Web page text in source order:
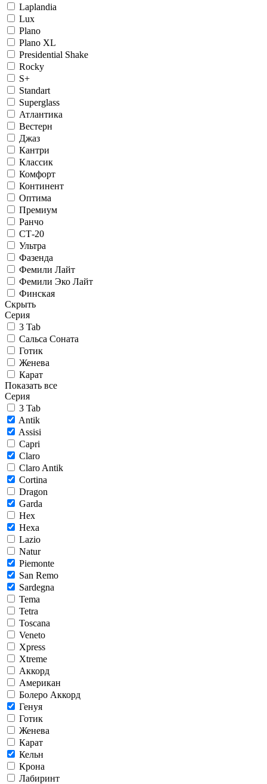
Laplandia
Lux
Plano
Plano XL
Presidential Shake
Rocky
S+
Standart
Superglass
Атлантика
Вестерн
Джаз
Кантри
Классик
Комфорт
Континент
Оптима
Премиум
Ранчо
СТ-20
Ультра
Фазенда
Фемили Лайт
Фемили Эко Лайт
Финская
Скрыть
Серия
3 Tab
Сальса Соната
Готик
Женева
Карат
Показать все
Серия
3 Tab
Antik
Assisi
Capri
Claro
Claro Antik
Cortina
Dragon
Garda
Hex
Hexa
Lazio
Natur
Piemonte
San Remo
Sardegna
Tema
Tetra
Toscana
Veneto
Xpress
Xtreme
Аккорд
Американ
Болеро Аккорд
Генуя
Готик
Женева
Карат
Кельн
Крона
Лабиринт